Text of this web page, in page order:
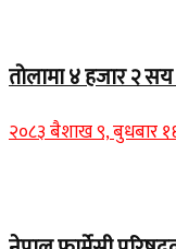
तोलामा ४ हजार २
२०८३ बैशाख ९, बुधबार